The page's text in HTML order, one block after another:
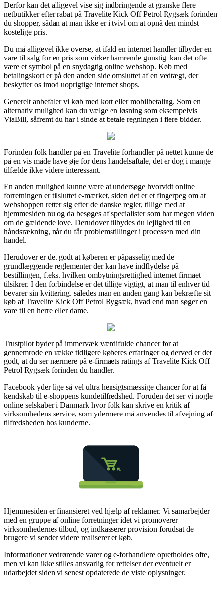
Derfor kan det alligevel vise sig indbringende at granske flere
netbutikker efter rabat på Travelite Kick Off Petrol Rygsæk forinden
du shopper, sådan at man ikke er i tvivl om at opnå den mindst
kostelige pris.
Du må alligevel ikke overse, at ifald en internet handler tilbyder en
vare til salg for en pris som virker hamrende gunstig, kan det ofte
være et symbol på en snydagtig online webshop. Køb med
betalingskort er på den anden side omsluttet af en vedtægt, der
beskytter os imod uoprigtige internet shops.
Generelt anbefaler vi køb med kort eller mobilbetaling. Som en
alternativ mulighed kan du vælge en løsning som eksempelvis
ViaBill, såfremt du har i sinde at betale regningen i flere bidder.
Forinden folk handler på en Travelite forhandler på nettet kunne de
på en vis måde have øje for dens handelsaftale, det er dog i mange
tilfælde ikke videre interessant.
En anden mulighed kunne være at undersøge hvorvidt online
forretningen er tilsluttet e-mærket, siden det er et fingerpeg om at
webshoppen retter sig efter de danske regler, tillige med at
hjemmesiden nu og da besøges af specialister som har megen viden
om de gældende love. Derudover tilbydes du lejlighed til en
håndsrækning, når du får problemstillinger i processen med din
handel.
Herudover er det godt at køberen er påpasselig med de
grundlæggende reglementer der kan have indflydelse på
bestillingen, f.eks. hvilken ombytningsrettighed internet firmaet
tilsikrer. I den forbindelse er det tillige vigtigt, at man til enhver tid
bevarer sin kvittering, således man en anden gang kan bekræfte sit
køb af Travelite Kick Off Petrol Rygsæk, hvad end man søger en
vare til en herre eller dame.
Trustpilot byder på immervæk værdifulde chancer for at
gennemrode en række tidligere køberes erfaringer og derved er det
godt, at du ser nærmere på e-firmaets ratings af Travelite Kick Off
Petrol Rygsæk forinden du handler.
Facebook yder lige så vel ultra hensigtsmæssige chancer for at få
kendskab til e-shoppens kundetilfredshed. Foruden det ser vi nogle
online selskaber i Danmark hvor folk kan skrive en kritik af
virksomhedens service, som ydermere må anvendes til afvejning af
tilfredsheden hos kunderne.
Hjemmesiden er finansieret ved hjælp af reklamer. Vi samarbejder
med en gruppe af online forretninger idet vi promoverer
virksomhedernes tilbud, og indkasserer provision forudsat de
brugere vi sender videre realiserer et køb.
Informationer vedrørende varer og e-forhandlere opretholdes ofte,
men vi kan ikke stilles ansvarlig for rettelser der eventuelt er
udarbejdet siden vi senest opdaterede de viste oplysninger.